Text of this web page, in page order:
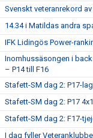
Svenskt veteranrekord av
14.34 i Matildas andra
IFK Lidingös Power-
Inomhussäsongen i
– P14 till F16
Stafett-SM dag 2: P17-
Stafett-SM dag 2: P17
Stafett-SM dag 2: F17-
I dag fyller